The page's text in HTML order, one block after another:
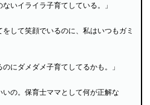
いイライラ子育てしている。」
をして笑顔でいるのに、私はいつもガミ
にダメダメ子育てしてるかも。」
いの。保育士ママとして何が正解な